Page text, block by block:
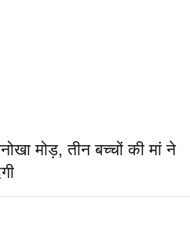
मोड़, तीन बच्चों की मां ने